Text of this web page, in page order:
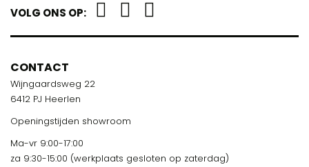
VOLG ONS OP:
CONTACT
Wijngaardsweg 22
6412 PJ Heerlen
Openingstijden showroom
Ma-vr 9:00-17:00
za 9:30-15:00 (werkplaats gesloten op zaterdag)